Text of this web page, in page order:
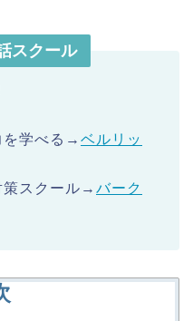
スクール
を学べる→ ベルリッ
策スクール→ バーク